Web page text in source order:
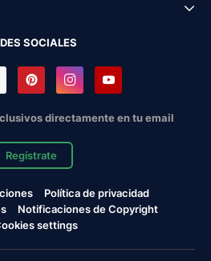
SOCIALES
directamente en tu email
Regístrate
Política de privacidad
Notificaciones de Copyright
settings